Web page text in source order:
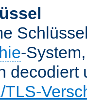
-
decodiert
TLS-